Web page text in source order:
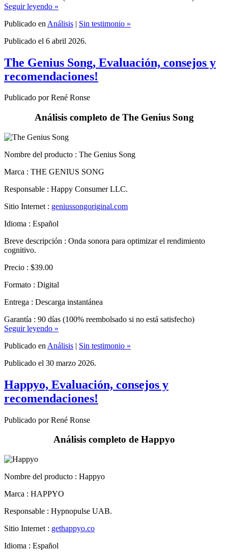
Publicado enAnálisis
Publicado el 6 abril 2026.
The Genius Song, Evaluación, consejos y
recomendaciones!
Publicado por René Ronse
Análisis completo de The Genius Song
Nombre del producto :
Marca : THE GENIUS SONG
Responsable : Happy Consumer LLC.
Sitio Internet :geniussongoriginal.com
Idioma : Español
Breve descripción : Onda sonora para optimizar el rendimiento
Precio : $39.00
Formato : Digital
Entrega : Descarga instantánea
Garantía : 90 días (100% reembolsado si no está satisfecho)
Publicado enAnálisis
Publicado el 30 marzo 2026.
Happyo, Evaluación, consejos y
recomendaciones!
Publicado por René Ronse
Análisis completo de Happyo
Nombre del producto :
Marca : HAPPYO
Responsable : Hypnopulse UAB.
Sitio Internet :gethappyo.co
Idioma : Español
Breve descripción : Programa de audio de hipnoterapia.